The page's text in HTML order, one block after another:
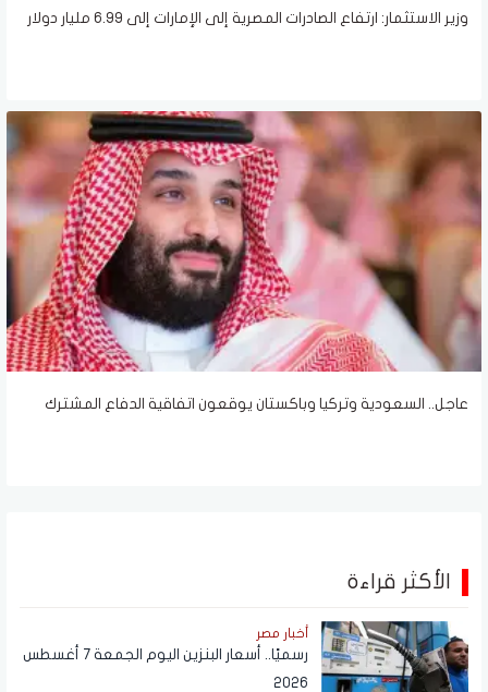
وزير الاستثمار: ارتفاع الصادرات المصرية إلى الإمارات إلى 6.99 مليار دولار
عاجل.. السعودية وتركيا وباكستان يوقعون اتفاقية الدفاع المشترك
الأكثر قراءة
أخبار مصر
رسميًا.. أسعار البنزين اليوم الجمعة 7 أغسطس
2026